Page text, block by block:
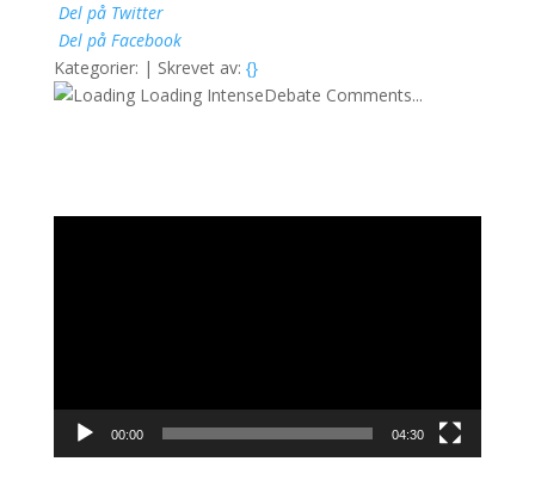
Del på Twitter
Del på Facebook
Kategorier: | Skrevet av: {}
Loading IntenseDebate Comments...
00:00 04:30